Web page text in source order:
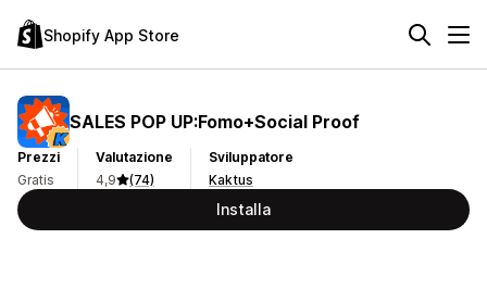
Shopify App Store
SALES POP UP:Fomo+Social Proof
Prezzi
Gratis
Valutazione
4,9
(74)
Sviluppatore
Kaktus
Installa